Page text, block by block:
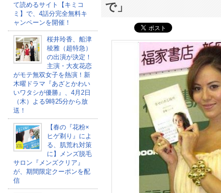
て読めるサイト【キミコ
ミ】で、4話分完全無料キ
ャンペーンを開催！
桜井玲香、船津
稜雅（超特急）
の出演が決定！
主演・大友花恋
がモテ無双女子を熱演！新
木曜ドラマ『あざとかわい
いワタシが優勝』、4月2日
（木）よる9時25分から放
送！
【春の『花粉×
ヒゲ剃り』によ
る、肌荒れ対策
に】メンズ脱毛
サロン『メンズクリア』
が、期間限定クーポンを配
信
で」